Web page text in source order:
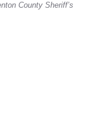
County Sheriff’s